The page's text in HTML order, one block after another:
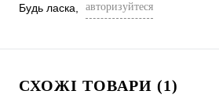
Будь ласка,
авторизуйтеся
СХОЖІ ТОВАРИ (1)